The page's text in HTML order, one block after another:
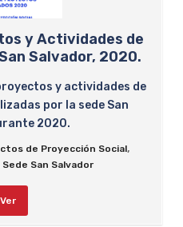
y Actividades de
Salvador, 2020.
y actividades de
por la sede San
2020.
de Proyección Social,
Sede San Salvador
Ver